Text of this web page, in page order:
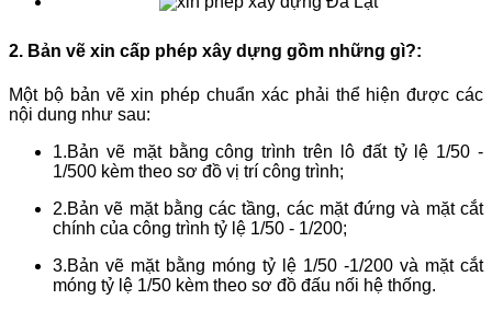
2. Bản vẽ xin cấp phép xây dựng gồm những gì?:
Một bộ bản vẽ xin phép chuẩn xác phải thể hiện được các
nội dung như sau:
1.Bản vẽ mặt bằng công trình trên lô đất tỷ lệ 1/50 -
1/500 kèm theo sơ đồ vị trí công trình;
2.Bản vẽ mặt bằng các tầng, các mặt đứng và mặt cắt
chính của công trình tỷ lệ 1/50 - 1/200;
3.Bản vẽ mặt bằng móng tỷ lệ 1/50 -1/200 và mặt cắt
móng tỷ lệ 1/50 kèm theo sơ đồ đấu nối hệ thống.